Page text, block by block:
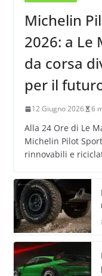
Michelin
2026: a Le
da corsa
per il
12 Giugno 2026 6
Alla 24 Ore di Le
Michelin Pilot
rinnovabili e